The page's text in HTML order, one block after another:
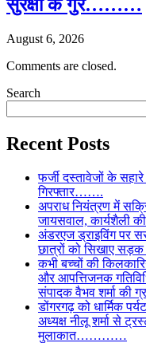
सुरक्षा के गुर………
August 6, 2026
Comments are closed.
Search
Recent Posts
फर्जी दस्तावेजों के
गिरफ्तार…….
अपराध नियंत्रण में
जायसवाल, कार्यशैली
अंडरएज ड्राइविंग पर
छात्रों को सिखाए
कभी बच्चों की
और आपत्तिजनक
संपादक वैभव शर्मा की
डोंगरगढ़ को धार्मिक
अध्यक्ष नीलू शर्मा से
मुलाकात…………